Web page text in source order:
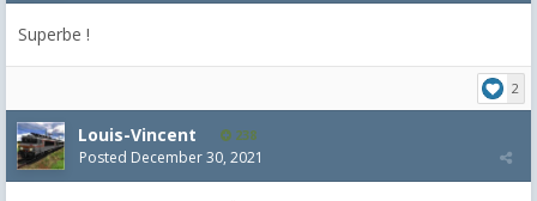
Superbe !
2
Louis-Vincent 238
Posted December 30, 2021